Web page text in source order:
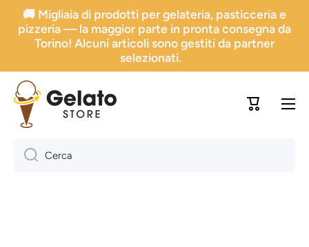
Vai direttamente ai contenuti
🚚 Migliaia di prodotti per gelateria, pasticceria e
pizzeria — la maggior parte in pronta consegna da
Torino! Alcuni articoli sono gestiti da partner
selezionati.
Carrello
Cerca